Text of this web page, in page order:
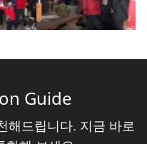
Guide
해드립니다. 지금 바로